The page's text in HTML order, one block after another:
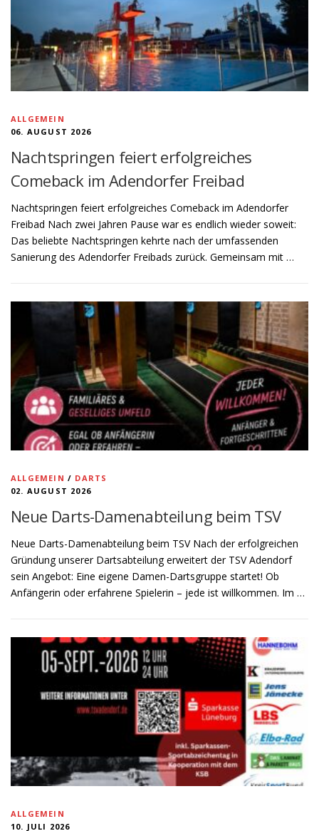
ALLGEMEIN
06. AUGUST 2026
Nachtspringen feiert erfolgreiches
Comeback im Adendorfer Freibad
Nachtspringen feiert erfolgreiches Comeback im Adendorfer
Freibad Nach zwei Jahren Pause war es endlich wieder soweit:
Das beliebte Nachtspringen kehrte nach der umfassenden
Sanierung des Adendorfer Freibads zurück. Gemeinsam mit …
ALLGEMEIN / DARTS
02. AUGUST 2026
Neue Darts-Damenabteilung beim TSV
Neue Darts-Damenabteilung beim TSV Nach der erfolgreichen
Gründung unserer Dartsabteilung erweitert der TSV Adendorf
sein Angebot: Eine eigene Damen-Dartsgruppe startet! Ob
Anfängerin oder erfahrene Spielerin – jede ist willkommen. Im …
ALLGEMEIN
10. JULI 2026